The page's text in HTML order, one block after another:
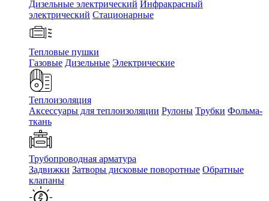
Дизельные электрический Инфракрасный
электрический Стационарные
Тепловые пушки
Газовые Дизельные Электрические
Теплоизоляция
Аксессуары для теплоизоляции Рулоны Трубки Фольма-
ткань
Трубопроводная арматура
Задвижки Затворы дисковые поворотные Обратные
клапаны